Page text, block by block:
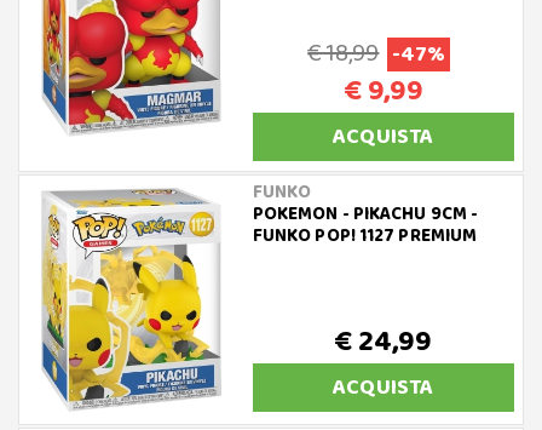
€ 18,99 -47%
€ 9,99
ACQUISTA
FUNKO
POKEMON - PIKACHU 9CM -
FUNKO POP! 1127 PREMIUM
€ 24,99
ACQUISTA